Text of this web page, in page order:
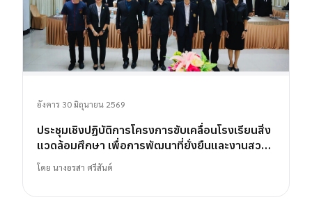
อังคาร 30 มิถุนายน 2569
ประชุมเชิงปฏิบัติการโครงการขับเคลื่อนโรงเรียนสิ่ง
แวดล้อมศึกษา เพื่อการพัฒนาที่ยั่งยืนและงานสวน
พฤกษศาสตร์โรงเรียน
โดย นางอรสา ศรีสันต์